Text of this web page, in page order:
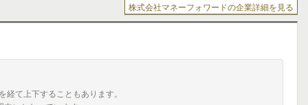
株式会社マネーフォワードの企業詳細を見る
て上下することもあります。